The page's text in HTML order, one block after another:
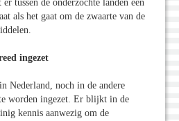
tussen de onderzochte landen een
als het gaat om de zwaarte van de
ingezet
Nederland, noch in de andere
worden ingezet. Er blijkt in de
kennis aanwezig om de